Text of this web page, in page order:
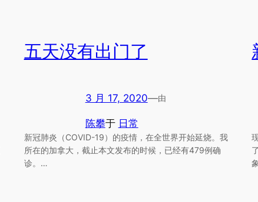
五天没有出门了
3 月 17, 2020—由
陈攀于 日常
新冠肺炎（COVID-19）的疫情，在全世界开始延烧。我
所在的加拿大，截止本文发布的时候，已经有479例确
诊。…